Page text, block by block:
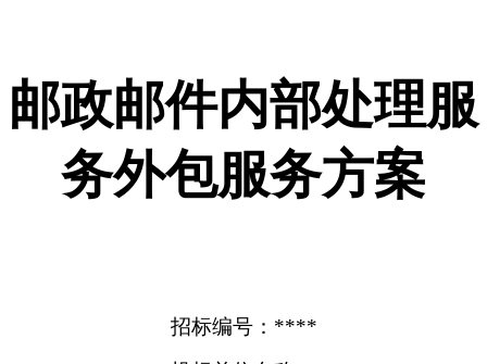
邮政邮件内部处理服
务外包服务方案
招标编号：****